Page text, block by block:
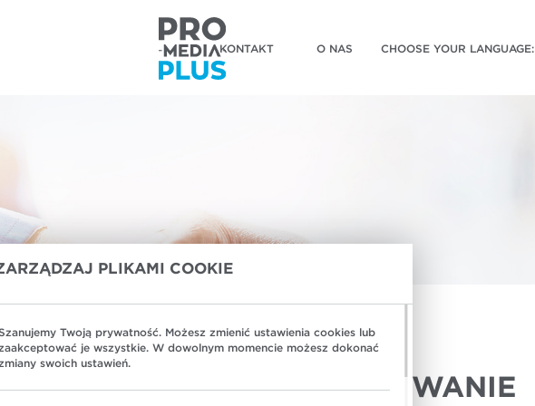
KONTAKT O NAS CHOOSE YOUR LANGUAGE:
SIĘ!
LOGOWANIE
PLIKAMI COOKIE
Twoją prywatność. Możesz zmienić ustawienia cookies lub
je wszystkie. W dowolnym momencie możesz dokonać
swoich ustawień.